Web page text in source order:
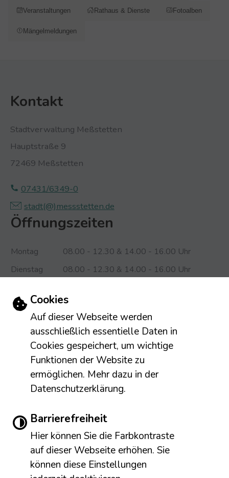
Einstellungen zu Cookies und
Cookies
Auf dieser Webseite werden
ausschließlich essentielle Daten in
Cookies gespeichert, um wichtige
Funktionen der Website zu
ermöglichen. Mehr dazu in der
Datenschutzerklärung.
Barrierefreiheit
Hier können Sie die Farbkontraste
auf dieser Webseite erhöhen. Sie
können diese Einstellungen
Veranstaltungen Rathaus & Dienste Fotoalben
Mängelmeldungen
Kontakt
Stadtverwaltung Meßstetten
Hauptstraße 9
72469 Meßstetten
07431/6349-0
stadt(@)­‍­messstetten.­‍­de
Öffnungszeiten
Montag
08.00 - 12.30 & 14.00 - 16.00 Uhr
Dienstag
08.00 - 12.30 & 14.00 - 16.00 Uhr
Donnerstag
08.00 - 12.30 & 14.00 - 16.00 Uhr
Freitag
08.00 - 13.00 Uhr
Das Bürgerbüro (Einwohnermeldeamt) und die Infothek
sind darüber hinaus montags von 8.00 Uhr bis 16.00 Uhr
durchgängig geöffnet.
Leichte Sprache
Gebärdensprache
Barrierefreie Ansicht
Impressum Erklärung zur Barrierefreiheit
Datenschutzerklärung NewsApp der Stadt Meßstetten